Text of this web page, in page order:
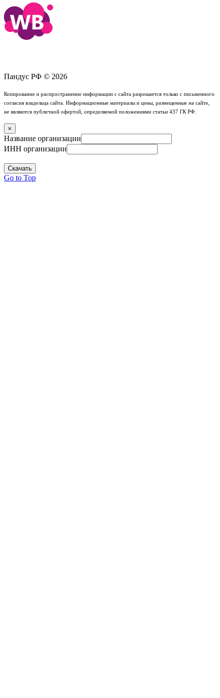
Пандус РФ © 2026
Копирование и распространение информации с сайта разрешается только с письменного
согласия владельца сайта. Информационные материалы и цены, размещенные на сайте,
не являются публичной офертой, определяемой положениями статьи 437 ГК РФ.
×
Название организации
ИНН организации
Скачать
Go to Top